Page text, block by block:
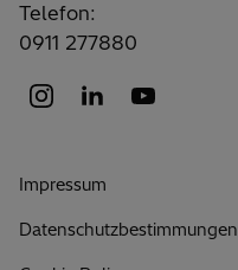
Telefon:
0911 277880
Impressum
Datenschutzbestimmungen